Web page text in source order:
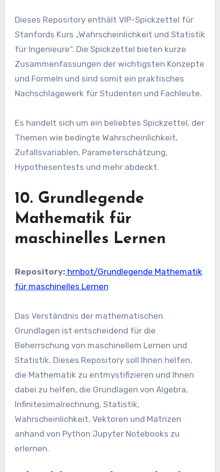
Dieses Repository enthält VIP-Spickzettel für
Stanfords Kurs „Wahrscheinlichkeit und Statistik
für Ingenieure“. Die Spickzettel bieten kurze
Zusammenfassungen der wichtigsten Konzepte
und Formeln und sind somit ein praktisches
Nachschlagewerk für Studenten und Fachleute.
Es handelt sich um ein beliebtes Spickzettel, der
Themen wie bedingte Wahrscheinlichkeit,
Zufallsvariablen, Parameterschätzung,
Hypothesentests und mehr abdeckt.
10. Grundlegende
Mathematik für
maschinelles Lernen
Repository: hrnbot/Grundlegende Mathematik
für maschinelles Lernen
Das Verständnis der mathematischen
Grundlagen ist entscheidend für die
Beherrschung von maschinellem Lernen und
Statistik. Dieses Repository soll Ihnen helfen,
die Mathematik zu entmystifizieren und Ihnen
dabei zu helfen, die Grundlagen von Algebra,
Infinitesimalrechnung, Statistik,
Wahrscheinlichkeit, Vektoren und Matrizen
anhand von Python Jupyter Notebooks zu
erlernen.